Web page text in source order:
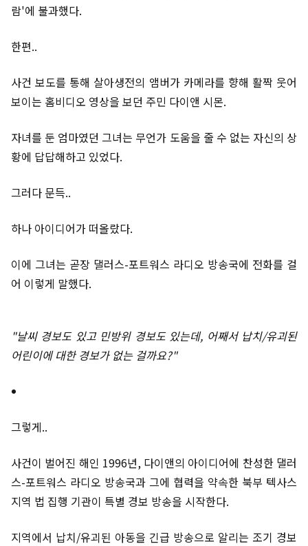
람'에 불과했다.
한편..
사건 보도를 통해 살아생전의 앰버가 카메라를 향해 활짝 웃어
보이는 홈비디오 영상을 보던 주민 다이앤 시몬.
자녀를 둔 엄마였던 그녀는 무언가 도움을 줄 수 없는 자신의 상
황에 답답해하고 있었다.
그러다 문득..
하나 아이디어가 떠올랐다.
이에 그녀는 곧장 댈러스-포트워스 라디오 방송국에 전화를 걸
어 이렇게 말했다.
"날씨 경보도 있고 민방위 경보도 있는데, 어째서 납치/유괴된
어린이에 대한 경보가 없는 걸까요?"
그렇게..
사건이 벌어진 해인 1996년, 다이앤의 아이디어에 찬성한 댈러
스-포트워스 라디오 방송국과 그에 협력을 약속한 북부 텍사스
지역 법 집행 기관이 특별 경보 방송을 시작한다.
지역에서 납치/유괴된 아동을 긴급 방송으로 알리는 조기 경보